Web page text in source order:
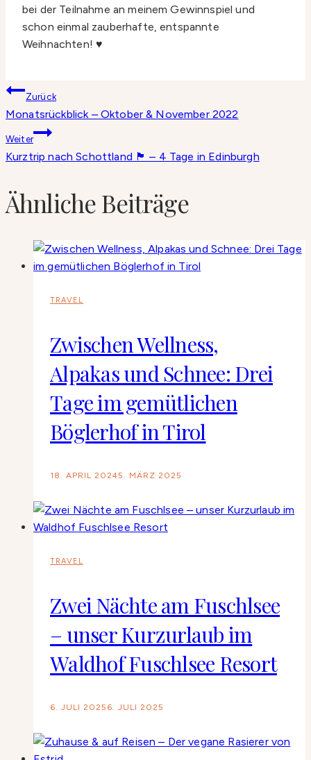
bei der Teilnahme an meinem Gewinnspiel und
schon einmal zauberhafte, entspannte
Weihnachten! ♥️
Beitragsnavigation
Zurück
Monatsrückblick – Oktober & November 2022
Weiter
Kurztrip nach Schottland 🏴󠁧󠁢󠁳󠁣󠁴󠁿 – 4 Tage in Edinburgh
Ähnliche Beiträge
TRAVEL
Zwischen Wellness,
Alpakas und Schnee: Drei
Tage im gemütlichen
Böglerhof in Tirol
18. APRIL 20245. MÄRZ 2025
TRAVEL
Zwei Nächte am Fuschlsee
– unser Kurzurlaub im
Waldhof Fuschlsee Resort
6. JULI 2025 6. JULI 2025